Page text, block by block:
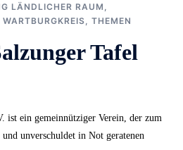
LÄNDLICHER RAUM
WARTBURGKREIS THEMEN
Tafel
ist ein gemeinnütziger Verein, der zum
unverschuldet in Not geratenen